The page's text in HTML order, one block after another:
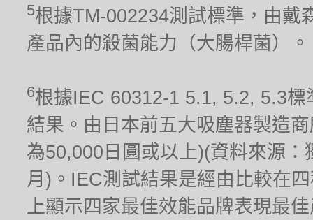
5根據TM-002234測試標準，由戴
產品內的殺菌能力（大腸桿菌）。
6根據IEC 60312-1 5.1, 5.2, 5.3
結果。由日本前五大吸塵器製造
為50,000日圓或以上)(資料來源
月)。IEC測試結果是經由比較在
上顯示四家最佳效能品牌表現最